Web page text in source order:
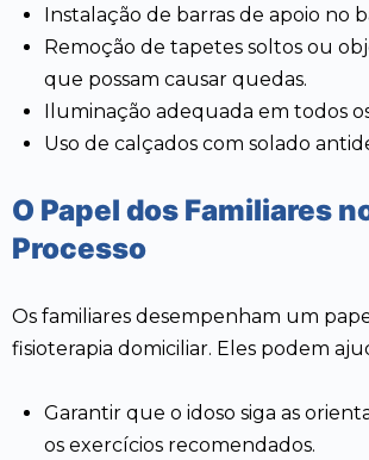
Instalação de barras de apoio no
Remoção de tapetes soltos ou
que possam causar quedas.
Iluminação adequada em todos
Uso de calçados com solado
O Papel dos Familiares
Processo
Os familiares desempenham um
fisioterapia domiciliar. Eles podem
Garantir que o idoso siga as
os exercícios recomendados.